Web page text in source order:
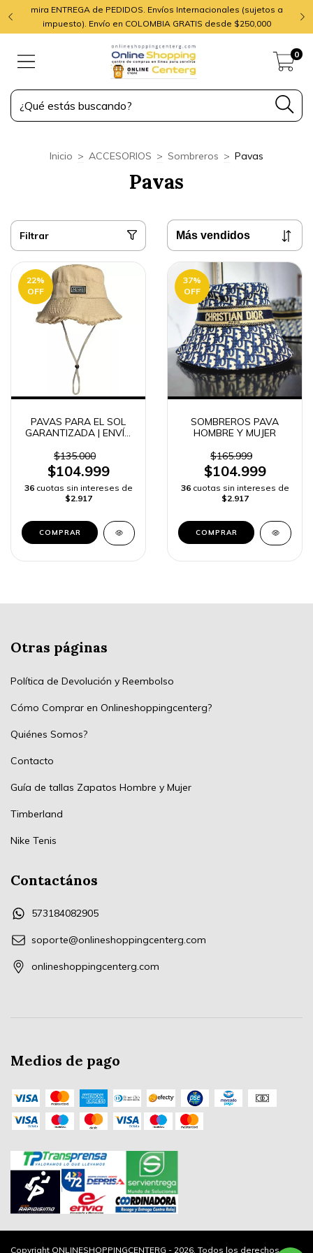
mira ENTREGA de PEDIDOS. Envíos Internacionales (sujetos a
impuesto). Envío en COLOMBIA GRATIS desde $250,000
0
Inicio > ACCESORIOS > Sombreros > Pavas
Pavas
Filtrar
22%
OFF
PAVAS PARA EL SOL
GARANTIZADA | ENVÍO
$135.000
$104.999
36 cuotas sin intereses de
$2.917
COMPRAR
37%
OFF
SOMBREROS PAVA
HOMBRE Y MUJER
$165.999
$104.999
36 cuotas sin intereses de
$2.917
COMPRAR
Otras páginas
Política de Devolución y Reembolso
Cómo Comprar en Onlineshoppingcenterg?
Quiénes Somos?
Contacto
Guía de tallas Zapatos Hombre y Mujer
Timberland
Nike Tenis
Contactános
573184082905
soporte@onlineshoppingcenterg.com
onlineshoppingcenterg.com
Medios de pago
Copyright ONLINESHOPPINGCENTERG - 2026. Todos los derechos